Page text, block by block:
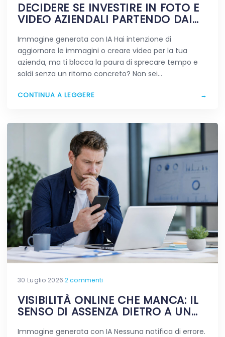
DECIDERE SE INVESTIRE IN FOTO E
VIDEO AZIENDALI PARTENDO DAI
Immagine generata con IA Hai intenzione di
aggiornare le immagini o creare video per la tua
azienda, ma ti blocca la paura di sprecare tempo e
soldi senza un ritorno concreto? Non sei…
CONTINUA A LEGGERE →
30 Luglio 2026·2 commenti
VISIBILITÀ ONLINE CHE MANCA: IL
SENSO DI ASSENZA DIETRO A UN
Immagine generata con IA Nessuna notifica di errore.